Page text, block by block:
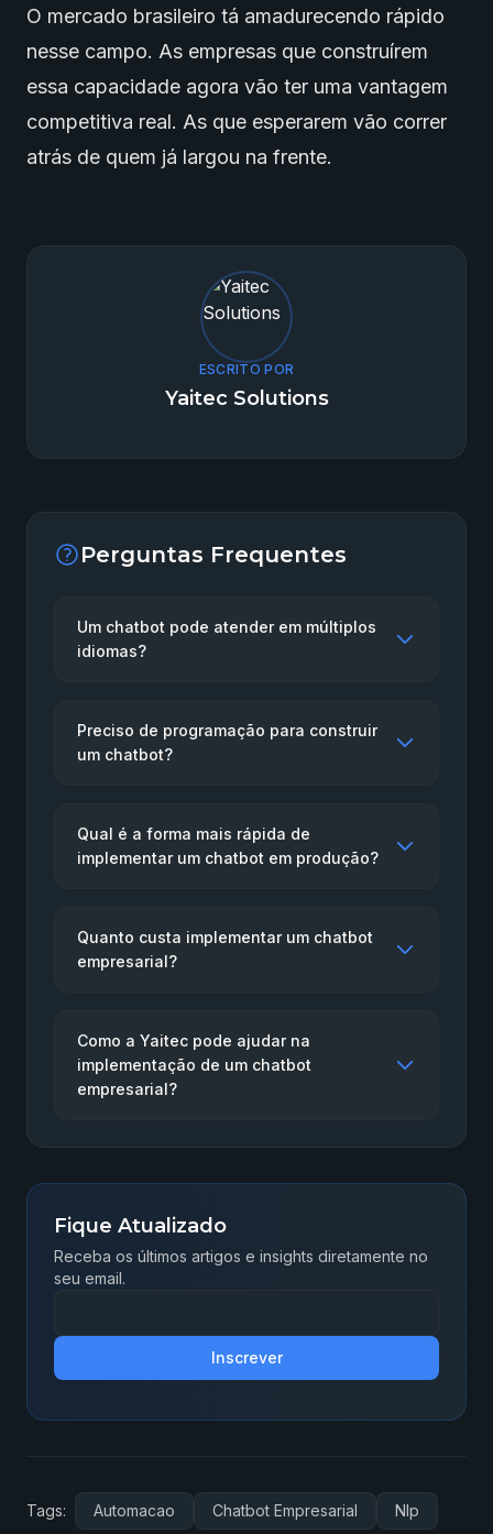
O mercado brasileiro tá amadurecendo rápido
nesse campo. As empresas que construírem
essa capacidade agora vão ter uma vantagem
competitiva real. As que esperarem vão correr
atrás de quem já largou na frente.
ESCRITO POR
Yaitec Solutions
Perguntas Frequentes
Um chatbot pode atender em múltiplos
idiomas?
Preciso de programação para construir
um chatbot?
Qual é a forma mais rápida de
implementar um chatbot em produção?
Quanto custa implementar um chatbot
empresarial?
Como a Yaitec pode ajudar na
implementação de um chatbot
empresarial?
Fique Atualizado
Receba os últimos artigos e insights diretamente no
seu email.
Inscrever
Tags: Automacao Chatbot Empresarial Nlp